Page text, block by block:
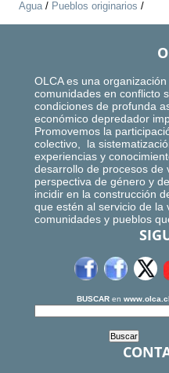
Agua/ Pueblos originarios /
OLCA es una
comunidades en conflicto
condiciones de profunda
económico depredador
Promovemos la
colectivo, la
experiencias y
desarrollo de procesos de
perspectiva de género y
incidir en la construcción
que estén al servicio de la
comunidades y pueblos
BUSCAR en www.olca.cl